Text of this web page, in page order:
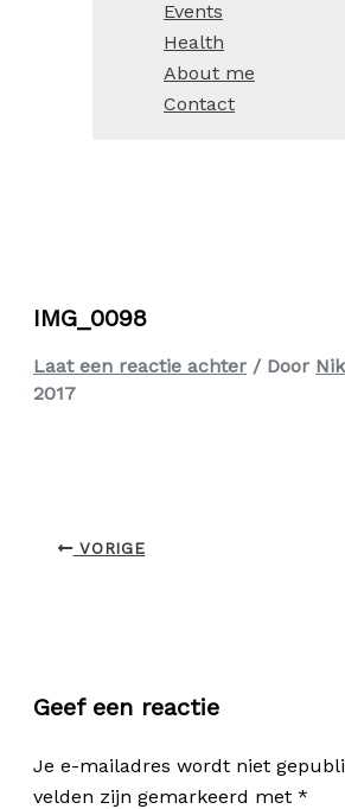
Events
Health
About me
Contact
IMG_0098
Laat een reactie achter / Door
2017
VORIGE
Geef een reactie
Je e-mailadres wordt niet
velden zijn gemarkeerd met *